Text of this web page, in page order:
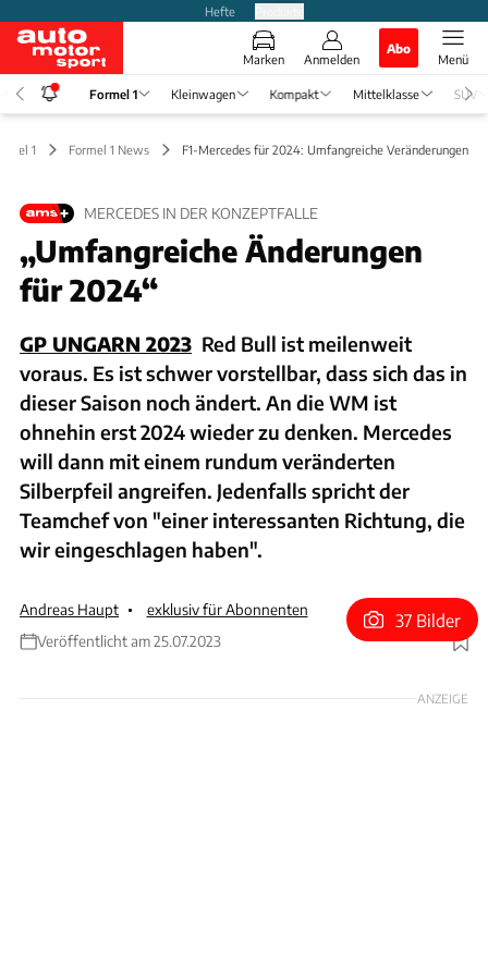
Hefte
Marken Anmelden
Abo
Menü
Formel 1 Kleinwagen Kompakt Mittelklasse SUV
1 Formel 1 News F1-Mercedes für 2024: Umfangreiche Veränderungen
MERCEDES IN DER KONZEPTFALLE
„Umfangreiche Änderungen
für 2024“
GP UNGARN 2023 Red Bull ist meilenweit
voraus. Es ist schwer vorstellbar, dass sich das in
dieser Saison noch ändert. An die WM ist
ohnehin erst 2024 wieder zu denken. Mercedes
will dann mit einem rundum veränderten
Silberpfeil angreifen. Jedenfalls spricht der
Teamchef von "einer interessanten Richtung, die
wir eingeschlagen haben".
Andreas Haupt
exklusiv für Abonnenten
Veröffentlicht am 25.07.2023
Foto: Wilhelm
37 Bilder
ANZEIGE